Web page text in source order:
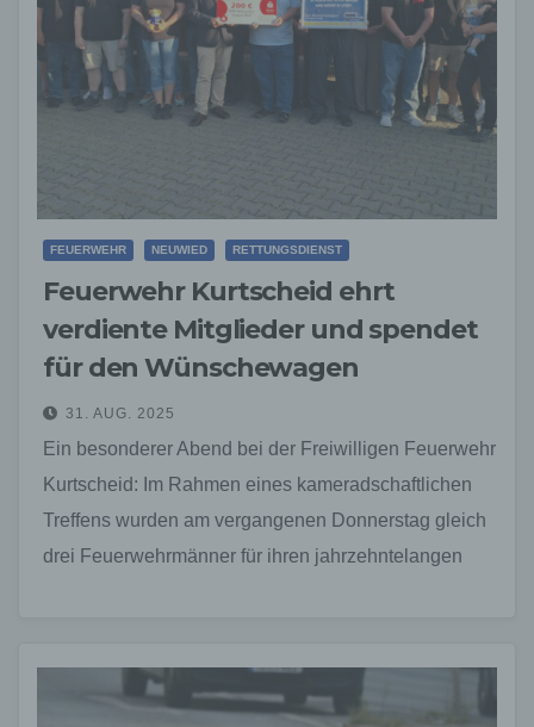
FEUERWEHR NEUWIED RETTUNGSDIENST
Feuerwehr Kurtscheid ehrt
verdiente Mitglieder und spendet
für den Wünschewagen
31. AUG. 2025
Ein besonderer Abend bei der Freiwilligen Feuerwehr
Kurtscheid: Im Rahmen eines kameradschaftlichen
Treffens wurden am vergangenen Donnerstag gleich
drei Feuerwehrmänner für ihren jahrzehntelangen